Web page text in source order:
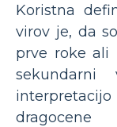
Koristna
virov je, da
prve roke ali